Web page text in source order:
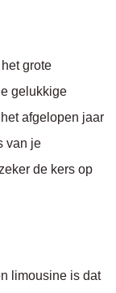
grote
gelukkige
afgelopen jaar
van je
de kers op
limousine is dat